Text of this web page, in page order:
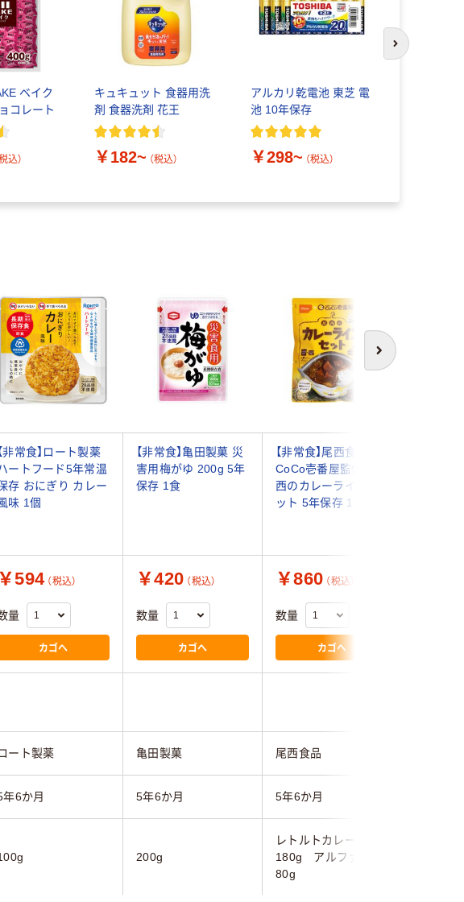
ベイク
コレート
税込）
キュキュット 食器用洗
剤 食器洗剤 花王
￥182~ （税込）
アルカリ乾電池 東芝 電
池 10年保存
￥298~ （税込）
次のスライド
次へ
【非常食】ロート製薬
ートフード5年常温
存 おにぎり カレー
味 1個
【非常食】亀田製菓 災
害用梅がゆ 200g 5年
保存 1食
【非常食】尾西食品
CoCo壱番屋監修 尾
西のカレーライスセ
ット 5年保存 1食
￥594 （税込）
量
カゴへ
￥420 （税込）
数量
カゴへ
￥860 （税込）
数量
カゴへ
ート製薬 亀田製菓 尾西食品
年6か月 5年6か月 5年6か月
200g
レトルトカレー
180g アルファ米
80g